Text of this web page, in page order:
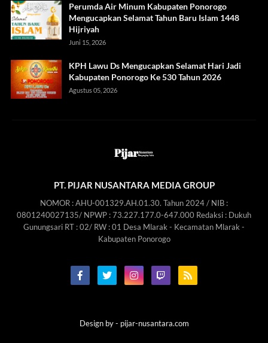
Perumda Air Minum Kabupaten Ponorogo
Mengucapkan Selamat Tahun Baru Islam 1448
Hijriyah
Juni 15, 2026
KPH Lawu Ds Mengucapkan Selamat Hari Jadi
Kabupaten Ponorogo Ke 530 Tahun 2026
Agustus 05, 2026
PT. PIJAR NUSANTARA MEDIA GROUP
NOMOR : AHU-001329.AH.01.30. Tahun 2024 / NIB :
0801240027135/ NPWP : 73.227.177.0-647.000 Redaksi : Dukuh
Gunungsari RT : 02/ RW : 01 Desa Mlarak - Kecamatan Mlarak -
Kabupaten Ponorogo
Design by - pijar-nusantara.com